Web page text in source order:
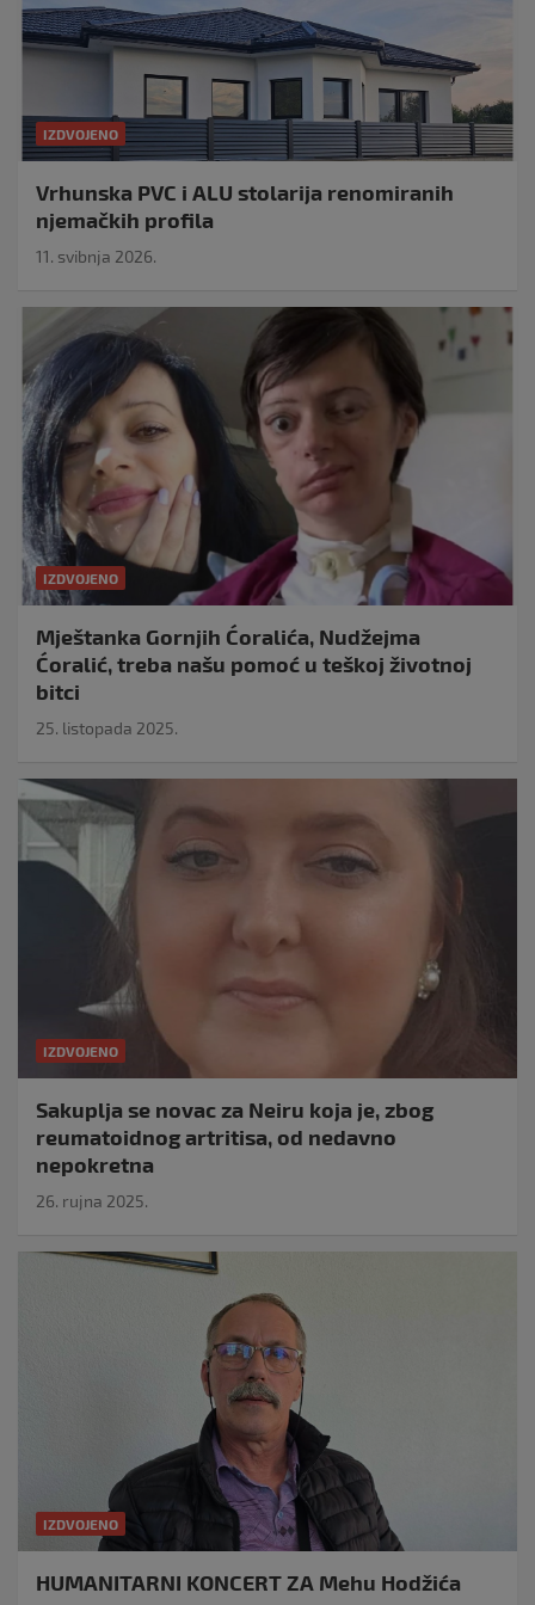
IZDVOJENO
Vrhunska PVC i ALU stolarija renomiranih
njemačkih profila
11. svibnja 2026.
IZDVOJENO
Mještanka Gornjih Ćoralića, Nudžejma
Ćoralić, treba našu pomoć u teškoj životnoj
bitci
25. listopada 2025.
IZDVOJENO
Sakuplja se novac za Neiru koja je, zbog
reumatoidnog artritisa, od nedavno
nepokretna
26. rujna 2025.
IZDVOJENO
HUMANITARNI KONCERT ZA Mehu Hodžića